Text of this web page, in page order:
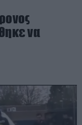
να